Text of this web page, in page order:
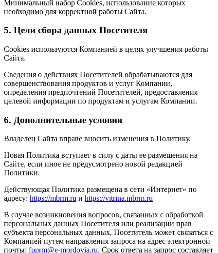
Минимальный набор Cookies, использование которых
необходимо для корректной работы Сайта.
5. Цели сбора данных Посетителя
Cookies используются Компанией в целях улучшения работы
Сайта.
Сведения о действиях Посетителей обрабатываются для
совершенствования продуктов и услуг Компании,
определения предпочтений Посетителей, предоставления
целевой информации по продуктам и услугам Компании.
6. Дополнительные условия
Владелец Сайта вправе вносить изменения в Политику.
Новая Политика вступает в силу с даты ее размещения на
Сайте, если иное не предусмотрено новой редакцией
Политики.
Действующая Политика размещена в сети «Интернет» по
адресу: https://mbrm.ru и https://vitrina.mbrm.ru
В случае возникновения вопросов, связанных с обработкой
персональных данных Посетителя или реализации прав
субъекта персональных данных, Посетитель может связаться с
Компанией путем направления запроса на адрес электронной
почты: fpprm@e-mordovia.ru. Срок ответа на запрос составляет